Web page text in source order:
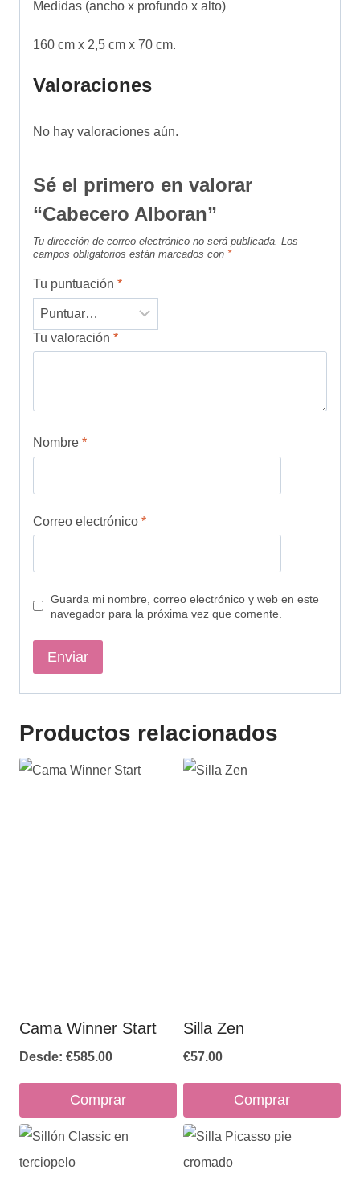
Medidas (ancho x profundo x alto)
160 cm x 2,5 cm x 70 cm.
Valoraciones
No hay valoraciones aún.
Sé el primero en valorar
“Cabecero Alboran”
Tu dirección de correo electrónico no será publicada. Los
campos obligatorios están marcados con *
Tu puntuación *
Tu valoración *
Nombre *
Correo electrónico *
Guarda mi nombre, correo electrónico y web en este
navegador para la próxima vez que comente.
Productos relacionados
Cama Winner Start
Desde: €585.00
Comprar
Este
producto
Silla Zen
€57.00
Comprar
Este
producto